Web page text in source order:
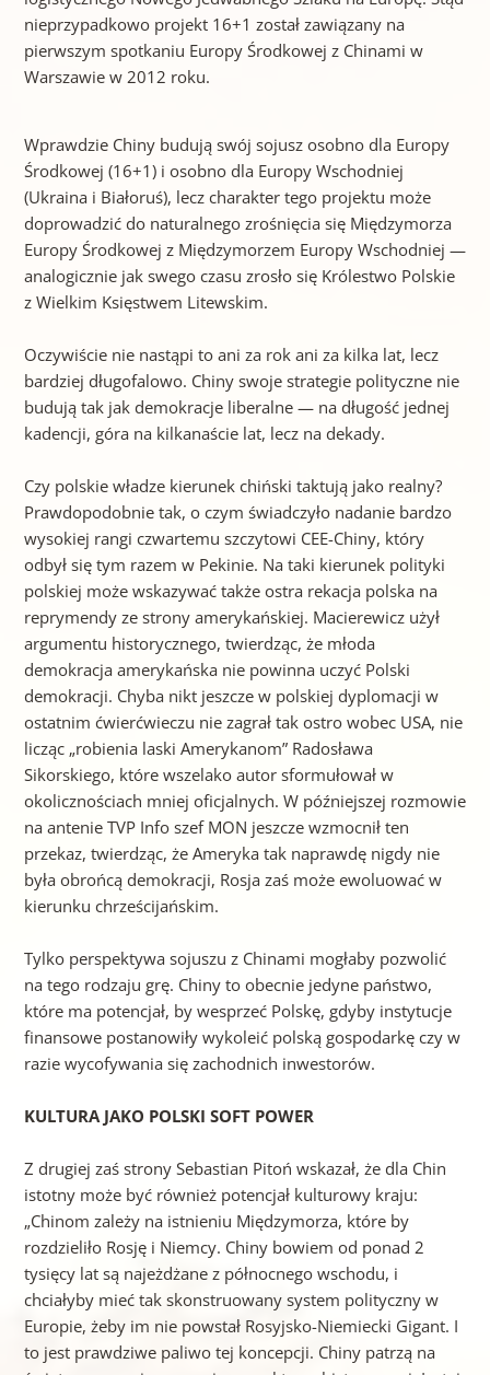
nieprzypadkowo projekt 16+1 został zawiązany na
pierwszym spotkaniu Europy Środkowej z Chinami w
Warszawie w 2012 roku.
Wprawdzie Chiny budują swój sojusz osobno dla Europy
Środkowej (16+1) i osobno dla Europy Wschodniej
(Ukraina i Białoruś), lecz charakter tego projektu może
doprowadzić do naturalnego zrośnięcia się Międzymorza
Europy Środkowej z Międzymorzem Europy Wschodniej —
analogicznie jak swego czasu zrosło się Królestwo Polskie
z Wielkim Księstwem Litewskim.
Oczywiście nie nastąpi to ani za rok ani za kilka lat, lecz
bardziej długofalowo. Chiny swoje strategie polityczne nie
budują tak jak demokracje liberalne — na długość jednej
kadencji, góra na kilkanaście lat, lecz na dekady.
Czy polskie władze kierunek chiński taktują jako realny?
Prawdopodobnie tak, o czym świadczyło nadanie bardzo
wysokiej rangi czwartemu szczytowi CEE-Chiny, który
odbył się tym razem w Pekinie. Na taki kierunek polityki
polskiej może wskazywać także ostra rekacja polska na
reprymendy ze strony amerykańskiej. Macierewicz użył
argumentu historycznego, twierdząc, że młoda
demokracja amerykańska nie powinna uczyć Polski
demokracji. Chyba nikt jeszcze w polskiej dyplomacji w
ostatnim ćwierćwieczu nie zagrał tak ostro wobec USA, nie
licząc „robienia laski Amerykanom” Radosława
Sikorskiego, które wszelako autor sformułował w
okolicznościach mniej oficjalnych. W późniejszej rozmowie
na antenie TVP Info szef MON jeszcze wzmocnił ten
przekaz, twierdząc, że Ameryka tak naprawdę nigdy nie
była obrońcą demokracji, Rosja zaś może ewoluować w
kierunku chrześcijańskim.
Tylko perspektywa sojuszu z Chinami mogłaby pozwolić
na tego rodzaju grę. Chiny to obecnie jedyne państwo,
które ma potencjał, by wesprzeć Polskę, gdyby instytucje
finansowe postanowiły wykoleić polską gospodarkę czy w
razie wycofywania się zachodnich inwestorów.
KULTURA JAKO POLSKI SOFT POWER
Z drugiej zaś strony Sebastian Pitoń wskazał, że dla Chin
istotny może być również potencjał kulturowy kraju:
„Chinom zależy na istnieniu Międzymorza, które by
rozdzieliło Rosję i Niemcy. Chiny bowiem od ponad 2
tysięcy lat są najeżdżane z północnego wschodu, i
chciałyby mieć tak skonstruowany system polityczny w
Europie, żeby im nie powstał Rosyjsko-Niemiecki Gigant. I
to jest prawdziwe paliwo tej koncepcji. Chiny patrzą na